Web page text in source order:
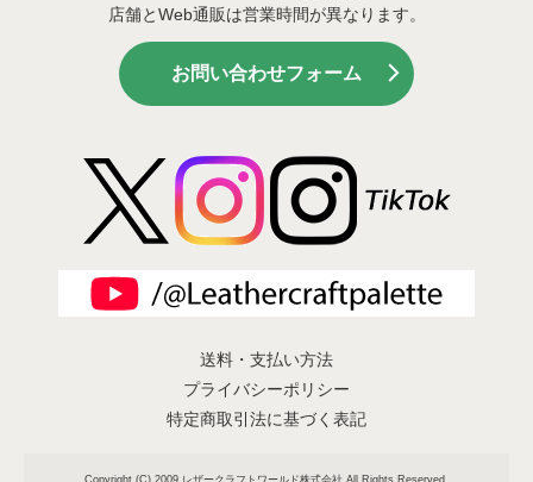
店舗とWeb通販は営業時間が異なります。
お問い合わせフォーム
送料・支払い方法
プライバシーポリシー
特定商取引法に基づく表記
Copyright (C) 2009 レザークラフトワールド株式会社 All Rights Reserved.